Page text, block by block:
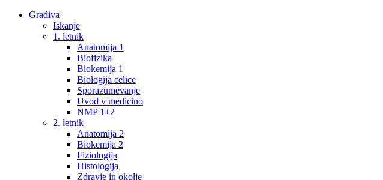
Gradiva
Iskanje
1. letnik
Anatomija 1
Biofizika
Biokemija 1
Biologija celice
Sporazumevanje
Uvod v medicino
NMP 1+2
2. letnik
Anatomija 2
Biokemija 2
Fiziologija
Histologija
Zdravje in okolje